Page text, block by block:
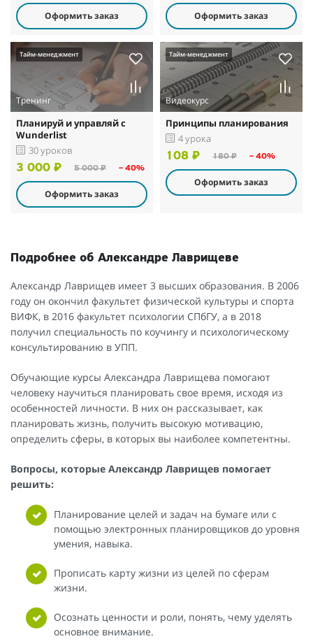
Оформить заказ Оформить заказ
Тайм-менеджмент
Тренинг
Планируй и управляй с
Wunderlist
30 уроков
3 000 ₽ 5 000 ₽ – 40%
Оформить заказ
Тайм-менеджмент
Видеокурс
Принципы планирования
4 урока
108 ₽ 180 ₽ – 40%
Оформить заказ
Подробнее об Александре Лаврищеве
Александр Лаврищев имеет 3 высших образования. В 2006
году он окончил факультет физической культуры и спорта
ВИФК, в 2016 факультет психологии СПбГУ, а в 2018
получил специальность по коучингу и психологическому
консультированию в УПП.
Обучающие курсы Александра Лаврищева помогают
человеку научиться планировать свое время, исходя из
особенностей личности. В них он рассказывает, как
планировать жизнь, получить высокую мотивацию,
определить сферы, в которых вы наиболее компетентны.
Вопросы, которые Александр Лаврищев помогает
решить:
Планирование целей и задач на бумаге или с
помощью электронных планировщиков до уровня
умения, навыка.
Прописать карту жизни из целей по сферам
жизни.
Осознать ценности и роли, понять, чему уделять
основное внимание.